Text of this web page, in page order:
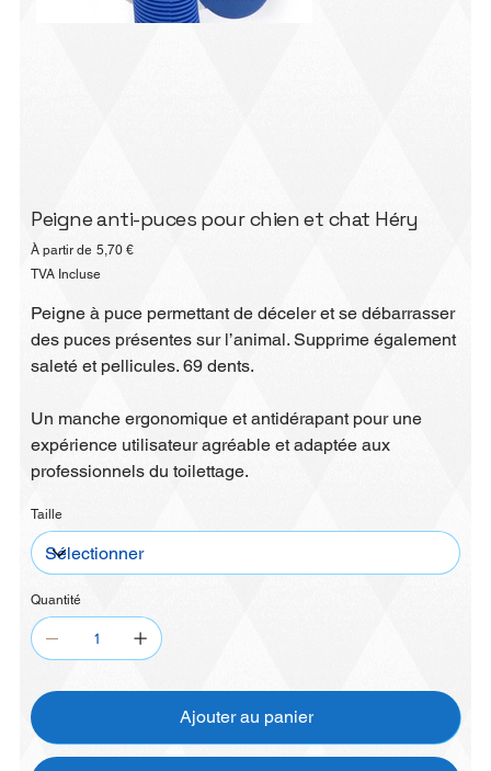
Peigne anti-puces pour chien et chat Héry
À partir de Prix
5,70 €
TVA Incluse
Peigne à puce permettant de déceler et se débarrasser
des puces présentes sur l’animal. Supprime également
saleté et pellicules. 69 dents.
Un manche ergonomique et antidérapant pour une
expérience utilisateur agréable et adaptée aux
professionnels du toilettage.
Taille
Quantité
Ajouter au panier